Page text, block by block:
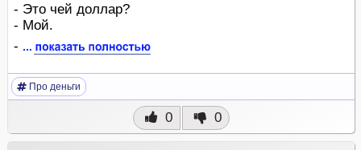
- Это чей доллар?
- Мой.
-
Про деньги
0 0